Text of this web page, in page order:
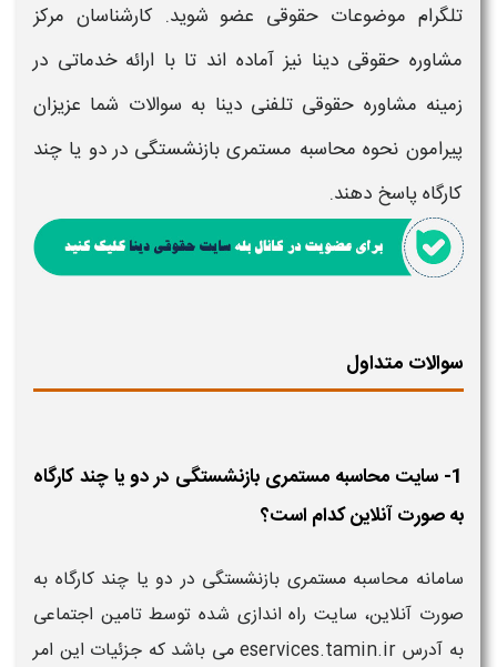
تلگرام موضوعات حقوقی عضو شوید. کارشناسان مرکز
مشاوره حقوقی دینا نیز آماده اند تا با ارائه خدماتی در
زمینه مشاوره حقوقی تلفنی دینا به سوالات شما عزیزان
پیرامون نحوه محاسبه مستمری بازنشستگی در دو یا چند
کارگاهپاسخ دهند.
سوالات متداول
1- سایت محاسبه مستمری بازنشستگی در دو یا چند کارگاه
به صورت آنلاین کدام است؟
سامانه محاسبه مستمری بازنشستگی در دو یا چند کارگاه به
صورت آنلاین، سایت راه اندازی شده توسط تامین اجتماعی
به آدرس eservices.tamin.ir می باشد که جزئیات این امر